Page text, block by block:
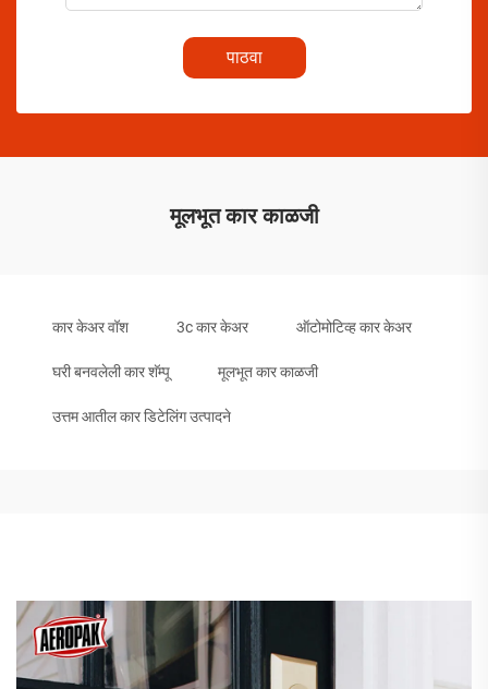
पाठवा
मूलभूत कार काळजी
कार केअर वॉश 3c कार केअर ऑटोमोटिव्ह कार केअर
घरी बनवलेली कार शॅम्पू मूलभूत कार काळजी
उत्तम आतील कार डिटेलिंग उत्पादने